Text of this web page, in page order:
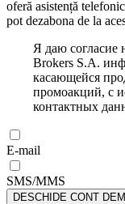
oferă asistență
pot dezabona de la
Я даю согласие
Brokers S.A.
касающейся
промоакций, с
контактных
E-mail
SMS/MMS
DESCHIDE CONT